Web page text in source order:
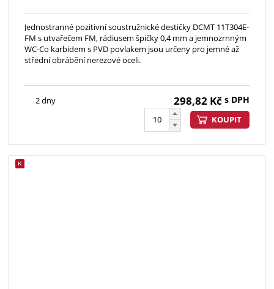
Jednostranné pozitivní soustružnické destičky DCMT 11T304E-
FM s utvařečem FM, rádiusem špičky 0,4 mm a jemnozrnným
WC-Co karbidem s PVD povlakem jsou určeny pro jemné až
střední obrábění nerezové oceli.
2 dny 298,82 Kč s DPH
KOUPIT